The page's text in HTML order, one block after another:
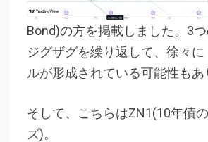
Bond)の方を掲載しました。3
ジグザグを繰り返して、徐々
ルが形成されている可能性もあ
そして、こちらはZN1(10年債
ズ)。